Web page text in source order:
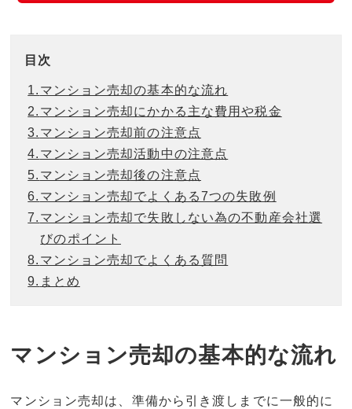
目次
1. マンション売却の基本的な流れ
2. マンション売却にかかる主な費用や税金
3. マンション売却前の注意点
4. マンション売却活動中の注意点
5. マンション売却後の注意点
6. マンション売却でよくある7つの失敗例
7. マンション売却で失敗しない為の不動産会社選
びのポイント
8. マンション売却でよくある質問
9. まとめ
マンション売却の基本的な流れ
マンション売却は、準備から引き渡しまでに一般的に